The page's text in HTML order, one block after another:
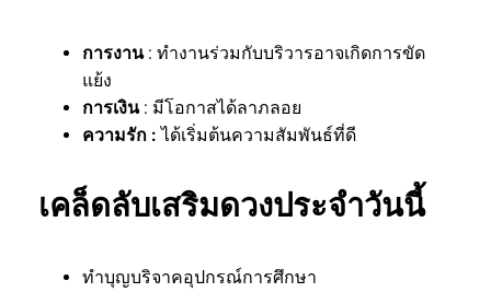
การงาน: ทำงานร่วมกับบริวารอาจเกิดการขัด
แย้ง
การเงิน: มีโอกาสได้ลาภลอย
ความรัก : ได้เริ่มต้นความสัมพันธ์ที่ดี
เคล็ดลับเสริมดวงประจำวันนี้
ทำบุญบริจาคอุปกรณ์การศึกษา